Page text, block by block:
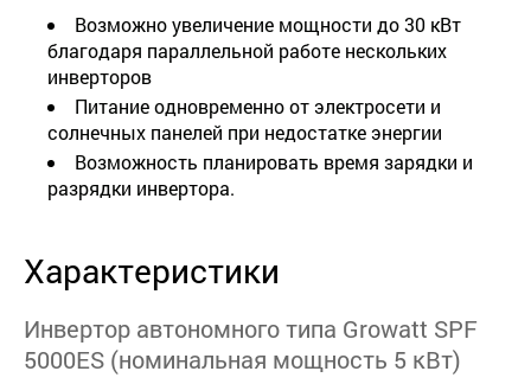
Возможно увеличение мощности до 30 кВт
благодаря параллельной работе нескольких
инверторов
Питание одновременно от электросети и
солнечных панелей при недостатке энергии
Возможность планировать время зарядки и
разрядки инвертора.
Характеристики
Инвертор автономного типа Growatt SPF
5000ES (номинальная мощность 5 кВт)